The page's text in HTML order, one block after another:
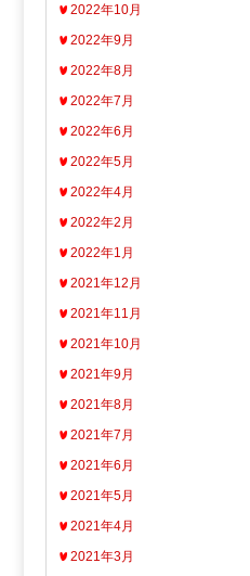
2022年10月
2022年9月
2022年8月
2022年7月
2022年6月
2022年5月
2022年4月
2022年2月
2022年1月
2021年12月
2021年11月
2021年10月
2021年9月
2021年8月
2021年7月
2021年6月
2021年5月
2021年4月
2021年3月